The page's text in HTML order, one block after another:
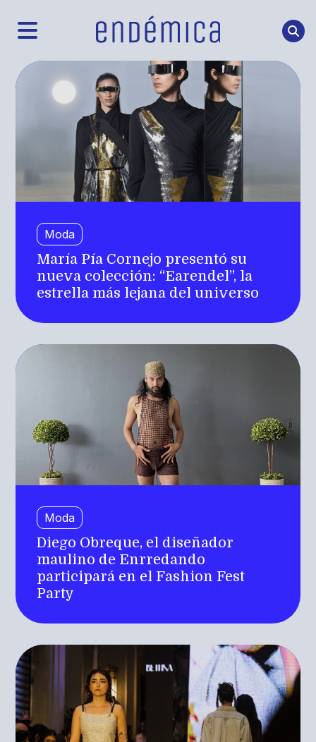
Moda
María Pía Cornejo presentó su
nueva colección: “Earendel”, la
estrella más lejana del universo
Moda
Diego Obreque, el diseñador
maulino de Enrredando
participará en el Fashion Fest
Party